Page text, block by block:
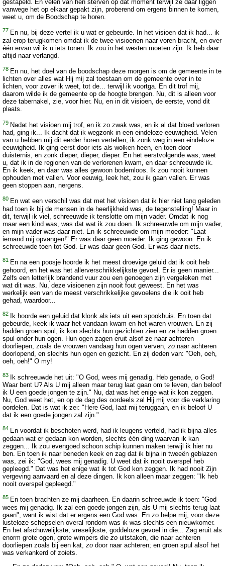
gestapeld. En velen van hen sterven op dat moment terwijl ze daar liggen
vanwege het op elkaar gepakt zijn, proberend om ergens binnen te komen,
weet u, om de Boodschap te horen.
77 En nu, bij deze vertel ik u wat er gebeurde. In het visioen dat ik had... ik
zal erop terugkomen omdat ik de twee visioenen naar voren bracht, en over
één ervan wil ik u iets tonen. Ik zou in het westen moeten zijn. Ik heb daar
altijd naar verlangd.
78 En nu, het doel van de boodschap deze morgen is om de gemeente in te
lichten over alles wat Hij mij zal toestaan om de gemeente over in te
lichten, voor zover ik weet, tot de... terwijl ik voortga. En dit trof mij,
daarom wilde ik de gemeente op de hoogte brengen. Nu, dit is alleen voor
deze tabernakel, zie, voor hier. Nu, en in dit visioen, de eerste, vond dit
plaats.
79 Nadat het visioen mij trof, en ik zo zwak was, en ik al dat bloed verloren
had, ging ik... Ik dacht dat ik wegzonk in een eindeloze eeuwigheid. Velen
van u hebben mij dit eerder horen vertellen; ik zonk weg in een eindeloze
eeuwigheid. Ik ging eerst door iets als wolken heen, en toen door
duisternis, en zonk dieper, dieper, dieper. En het eerstvolgende was, weet
u, dat ik in de regionen van de verlorenen kwam, en daar schreeuwde ik.
En ik keek, en daar was alles gewoon bodemloos. Ik zou nooit kunnen
ophouden met vallen. Voor eeuwig, leek het, zou ik gaan vallen. Er was
geen stoppen aan, nergens.
80 En wat een verschil was dat met het visioen dat ik hier niet lang geleden
had toen ik bij de mensen in de heerlijkheid was, de tegenstelling! Maar in
dit, terwijl ik viel, schreeuwde ik tenslotte om mijn vader. Omdat ik nog
maar een kind was, was dat wat ik zou doen. Ik schreeuwde om mijn vader,
en mijn vader was daar niet. En ik schreeuwde om mijn moeder: "Laat
iemand mij opvangen!" Er was daar geen moeder. Ik ging gewoon. En ik
schreeuwde toen tot God. Er was daar geen God. Er was daar niets.
81 En na een poosje hoorde ik het meest droevige geluid dat ik ooit heb
gehoord, en het was het allerverschrikkelijkste gevoel. Er is geen manier...
Zelfs een letterlijk brandend vuur zou een genoegen zijn vergeleken met
wat dit was. Nu, deze visioenen zijn nooit fout geweest. En het was
werkelijk een van de meest verschrikkelijke gevoelens die ik ooit heb
gehad, waardoor...
82
Ik hoorde een geluid dat klonk als iets uit een spookhuis. En toen dat
gebeurde, keek ik waar het vandaan kwam en het waren vrouwen. En zij
hadden groen spul, ik kon slechts hun gezichten zien en ze hadden groen
spul onder hun ogen. Hun ogen zagen eruit alsof ze naar achteren
doorliepen, zoals de vrouwen vandaag hun ogen verven, zo naar achteren
doorlopend, en slechts hun ogen en gezicht. En zij deden van: "Oeh, oeh,
oeh, oeh!" O my!
83
Ik schreeuwde het uit: "O God, wees mij genadig. Heb genade, o God!
Waar bent U? Als U mij alleen maar terug laat gaan om te leven, dan beloof
ik U een goede jongen te zijn." Nu, dat was het enige wat ik kon zeggen.
Nu, God weet het, en op de dag des oordeels zal Hij mij voor die verklaring
oordelen. Dat is wat ik zei: "Here God, laat mij teruggaan, en ik beloof U
dat ik een goede jongen zal zijn."
84 En voordat ik beschoten werd, had ik leugens verteld, had ik bijna alles
gedaan wat er gedaan kon worden, slechts één ding waarvan ik kan
zeggen... Ik zou evengoed schoon schip kunnen maken terwijl ik hier nu
ben. En toen ik naar beneden keek en zag dat ik bijna in tweeën geblazen
was, zei ik: "God, wees mij genadig. U weet dat ik nooit overspel heb
gepleegd." Dat was het enige wat ik tot God kon zeggen. Ik had nooit Zijn
vergeving aanvaard en al deze dingen. Ik kon alleen maar zeggen: "Ik heb
nooit overspel gepleegd."
85 En toen brachten ze mij daarheen. En daarin schreeuwde ik toen: "God
wees mij genadig. Ik zal een goede jongen zijn, als U mij slechts terug laat
gaan", want ik wist dat er ergens een God was. En zo helpe mij, voor deze
lusteloze schepselen overal rondom was ik was slechts een nieuwkomer.
En het afschuwelijkste, vreselijkste, goddeloze gevoel in die... Zag eruit als
enorm grote ogen, grote wimpers die zo uitstaken, die naar achteren
doorliepen zoals bij een kat, zo door naar achteren; en groen spul alsof het
was verkankerd of zoiets.